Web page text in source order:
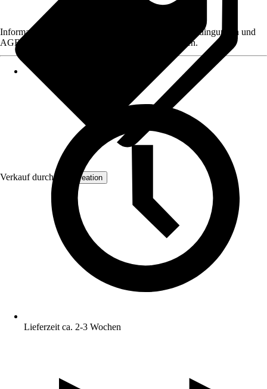
Verkauf durch: AS Creation
Informationen des Verkäufers, wie z. B. Rückgabebedingungen und
AGB, finden Sie bei Klick auf den Verkäufernamen.
Lieferzeit ca. 2-3 Wochen